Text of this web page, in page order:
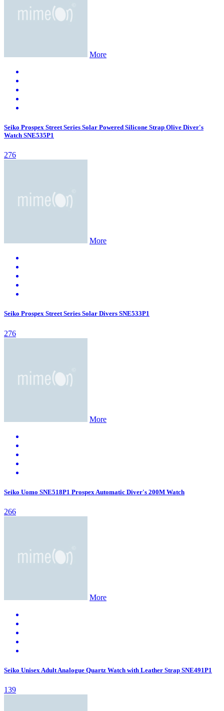
More
Seiko Prospex Street Series Solar Powered Silicone Strap Olive Diver's
Watch SNE535P1
276
More
Seiko Prospex Street Series Solar Divers SNE533P1
276
More
Seiko Uomo SNE518P1 Prospex Automatic Diver's 200M Watch
266
More
Seiko Unisex Adult Analogue Quartz Watch with Leather Strap SNE491P1
139